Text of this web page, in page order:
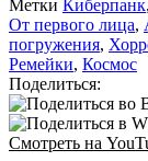
Метки Киберпанк,
От первого лица,
погружения,
Ремейки, Космос
Поделиться:
Смотреть на